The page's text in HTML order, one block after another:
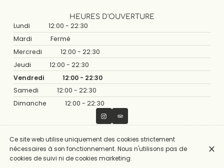
HEURES D'OUVERTURE
Lundi
12:00 - 22:30
Mardi
Fermé
Mercredi
12:00 - 22:30
Jeudi
12:00 - 22:30
Vendredi
12:00 - 22:30
Samedi
12:00 - 22:30
Dimanche
12:00 - 22:30
© Olive Restaurant 2026
Mentions légales Protection des données
Paramètres des cookies
Connexion
Ce site web utilise uniquement des cookies strictement
nécessaires à son fonctionnement. Nous n'utilisons pas de
cookies de suivi ni de cookies marketing.